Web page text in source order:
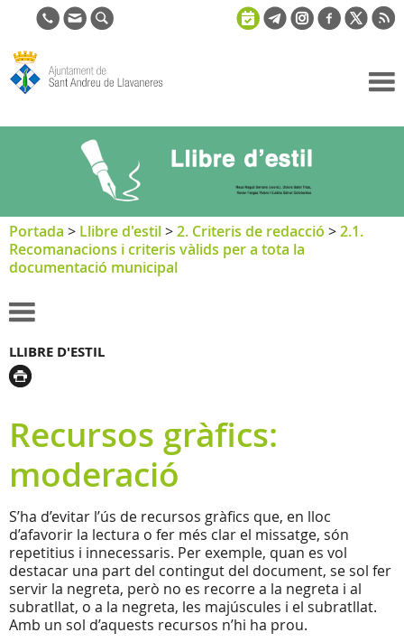
de Sant
Andreu de
Llavaneres
Portada > Llibre d'estil>2. Criteris de redacció >2.1.
Recomanacions i criteris vàlids per a tota la
documentació municipal
LLIBRE D'ESTIL
Recursos gràfics:
moderació
S’ha d’evitar l’ús de recursos gràfics que, en lloc
d’afavorir la lectura o fer més clar el missatge, són
repetitius i innecessaris. Per exemple, quan es vol
destacar una part del contingut del document, se sol fer
servir la negreta, però no es recorre a la negreta i al
subratllat, o a la negreta, les majúscules i el subratllat.
Amb un sol d’aquests recursos n’hi ha prou.